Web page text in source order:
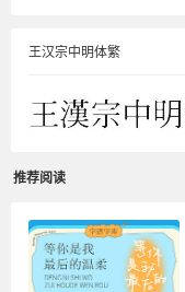
王汉宗中明体繁
推荐阅读